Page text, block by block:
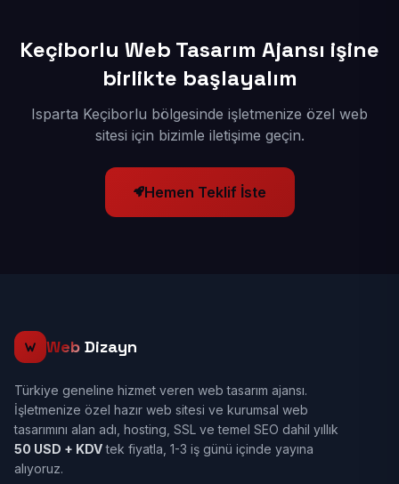
Keçiborlu Web Tasarım Ajansı işine
birlikte başlayalım
Isparta Keçiborlu bölgesinde işletmenize özel web
sitesi için bizimle iletişime geçin.
Hemen Teklif İste
Web Dizayn
Türkiye geneline hizmet veren web tasarım ajansı.
İşletmenize özel hazır web sitesi ve kurumsal web
tasarımını alan adı, hosting, SSL ve temel SEO dahil yıllık
50 USD + KDVtek fiyatla, 1-3 iş günü içinde yayına
alıyoruz.